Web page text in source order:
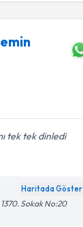
tek tek dinledi
Haritada Göster
Sokak No:20